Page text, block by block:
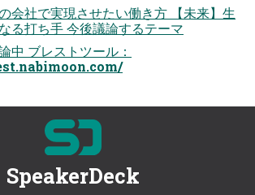
の会社で実現させたい働き方 【未来】生
る打ち手 今後議論するテーマ
中 ブレストツール：
SpeakerDeck